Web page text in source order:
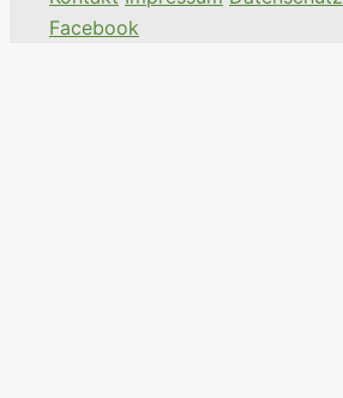
Facebook